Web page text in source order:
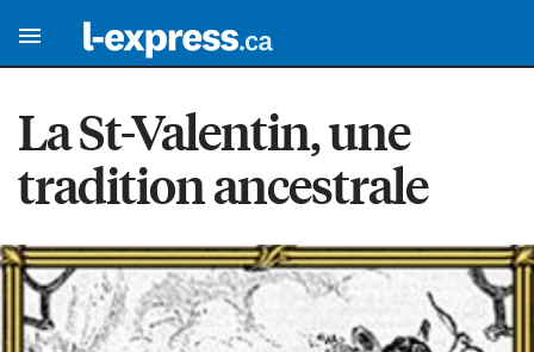
La St-Valentin, une
tradition ancestrale